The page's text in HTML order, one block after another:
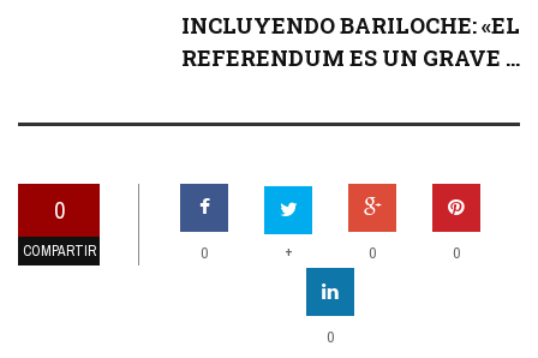
INCLUYENDO BARILOCHE: «EL
REFERENDUM ES UN GRAVE ...
0
COMPARTIR 0 + 0 0
0